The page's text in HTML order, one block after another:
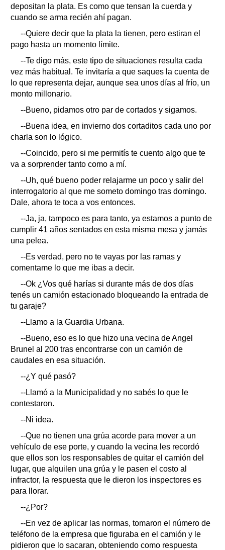
depositan la plata. Es como que tensan la cuerda y
cuando se arma recién ahí pagan.
--Quiere decir que la plata la tienen, pero estiran el
pago hasta un momento límite.
--Te digo más, este tipo de situaciones resulta cada
vez más habitual. Te invitaría a que saques la cuenta de
lo que representa dejar, aunque sea unos días al frío, un
monto millonario.
--Bueno, pidamos otro par de cortados y sigamos.
--Buena idea, en invierno dos cortaditos cada uno por
charla son lo lógico.
--Coincido, pero si me permitís te cuento algo que te
va a sorprender tanto como a mí.
--Uh, qué bueno poder relajarme un poco y salir del
interrogatorio al que me someto domingo tras domingo.
Dale, ahora te toca a vos entonces.
--Ja, ja, tampoco es para tanto, ya estamos a punto de
cumplir 41 años sentados en esta misma mesa y jamás
una pelea.
--Es verdad, pero no te vayas por las ramas y
comentame lo que me ibas a decir.
--Ok ¿Vos qué harías si durante más de dos días
tenés un camión estacionado bloqueando la entrada de
tu garaje?
--Llamo a la Guardia Urbana.
--Bueno, eso es lo que hizo una vecina de Angel
Brunel al 200 tras encontrarse con un camión de
caudales en esa situación.
--¿Y qué pasó?
--Llamó a la Municipalidad y no sabés lo que le
contestaron.
--Ni idea.
--Que no tienen una grúa acorde para mover a un
vehículo de ese porte, y cuando la vecina les recordó
que ellos son los responsables de quitar el camión del
lugar, que alquilen una grúa y le pasen el costo al
infractor, la respuesta que le dieron los inspectores es
para llorar.
--¿Por?
--En vez de aplicar las normas, tomaron el número de
teléfono de la empresa que figuraba en el camión y le
pidieron que lo sacaran, obteniendo como respuesta